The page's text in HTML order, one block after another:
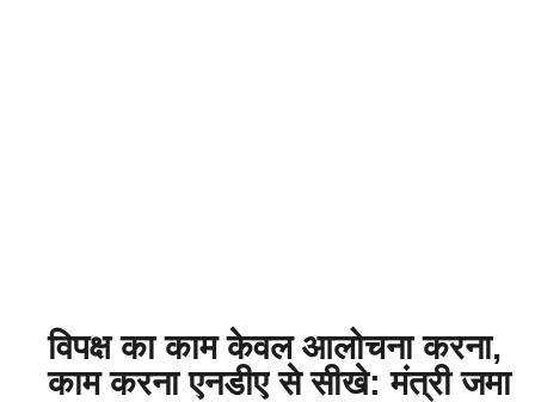
विपक्ष का काम केवल आलोचना करना,
काम करना एनडीए से सीखे: मंत्री जमा